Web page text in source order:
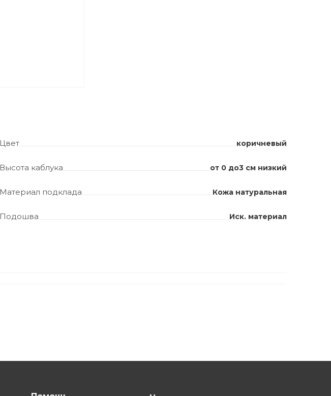
Цвет коричневый
Высота каблука от 0 до3 см низкий
Материал подклада Кожа натуральная
Подошва Иск. материал